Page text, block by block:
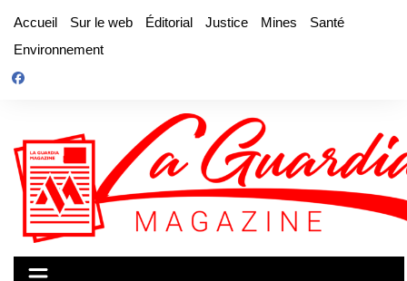
contenu
Accueil Sur le web Éditorial Justice Mines
Santé
Environnement